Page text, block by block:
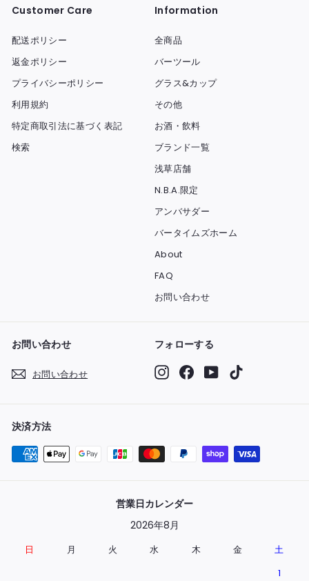
Customer Care
配送ポリシー
返金ポリシー
プライバシーポリシー
利用規約
特定商取引法に基づく表記
検索
Information
全商品
バーツール
グラス&カップ
その他
お酒・飲料
ブランド一覧
浅草店舗
N.B.A.限定
アンバサダー
バータイムズホーム
About
FAQ
お問い合わせ
お問い合わせ
お問い合わせ
フォローする
InstagramFacebook
YouTube
決済方法
営業日カレンダー
2026年8月
日 月 火 水 木 金
土
1